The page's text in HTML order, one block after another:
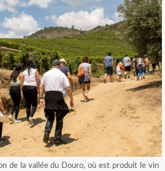
de la vallée du Douro, où est produit le vin